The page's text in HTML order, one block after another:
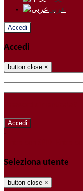
عربى
Accedi
Accedi
button close ×
-
Seleziona utente
button close ×